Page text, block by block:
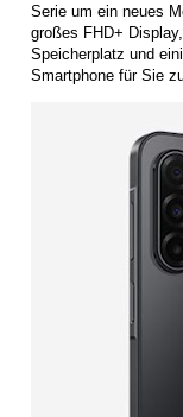
Serie um ein neues
großes FHD+
Speicherplatz und
Smartphone für Sie